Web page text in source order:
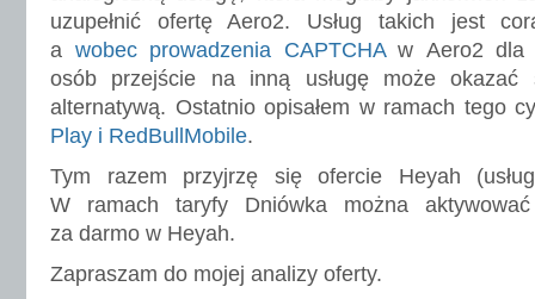
uzupełnić ofertę Aero2. Usług takich jest
a wobec prowadzenia CAPTCHAw Aero2 dla
osób przejście na inną usługę może
alternatywą. Ostatnio opisałem w ramach tego
Play i RedBullMobile.
Tym razem przyjrzę się ofercie Heyah
W ramach taryfy Dniówka można
za darmo w Heyah.
Zapraszam do mojej analizy oferty.